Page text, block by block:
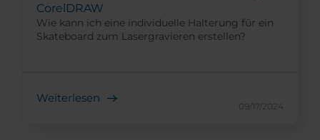
CorelDRAW
Wie kann ich eine individuelle Halterung für ein
Skateboard zum Lasergravieren erstellen?
Weiterlesen
09/17/2024